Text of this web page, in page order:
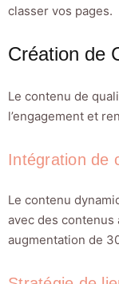
classer vos pages.
Création de
Le contenu de
l’engagement et
Intégration de
Le contenu
avec des
augmentation de